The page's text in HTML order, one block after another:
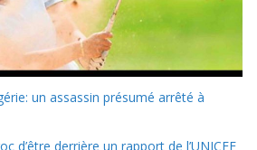
un assassin présumé arrêté à
d’être derrière un rapport de l’UNICEF